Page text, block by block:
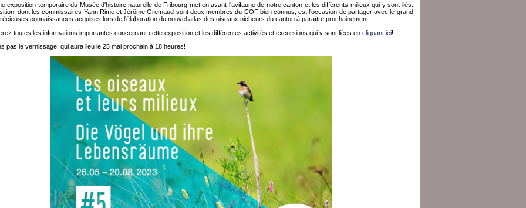
exposition temporaire du Musée d'histoire naturelle de Fribourg met en avant l'avifaune de notre canton et les différents milieux qui y sont liés.
dont les commissaires Yann Rime et Jérôme Gremaud sont deux membres du COF bien connus, est l'occasion de partager avec le grand
connaissances acquises lors de l'élaboration du nouvel atlas des oiseaux nicheurs du canton à paraître prochainement.
toutes les informations importantes concernant cette exposition et les différentes activités et excursions qui y sont liées en cliquant ici!
pas le vernissage, qui aura lieu le 25 mai prochain à 18 heures!